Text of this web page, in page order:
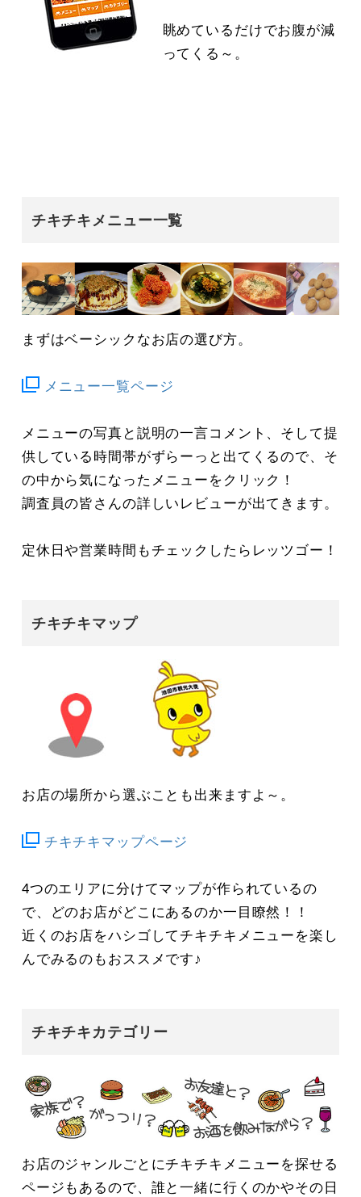
眺めているだけでお腹が減
ってくる～。
チキチキメニュー一覧
まずはベーシックなお店の選び方。
メニュー一覧ページ
メニューの写真と説明の一言コメント、そして提
供している時間帯がずらーっと出てくるので、そ
の中から気になったメニューをクリック！
調査員の皆さんの詳しいレビューが出てきます。
定休日や営業時間もチェックしたらレッツゴー！
チキチキマップ
お店の場所から選ぶことも出来ますよ～。
チキチキマップページ
4つのエリアに分けてマップが作られているの
で、どのお店がどこにあるのか一目瞭然！！
近くのお店をハシゴしてチキチキメニューを楽し
んでみるのもおススメです♪
チキチキカテゴリー
お店のジャンルごとにチキチキメニューを探せる
ページもあるので、誰と一緒に行くのかやその日